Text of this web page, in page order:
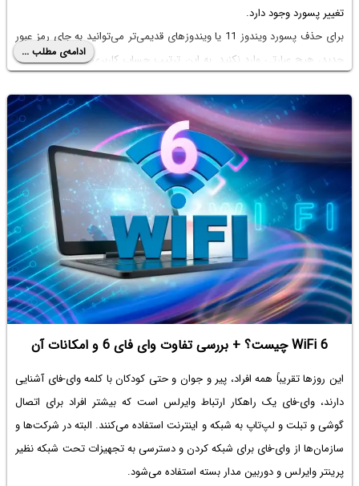
تغییر پسورد وجود دارد.
برای حذف پسورد ویندوز 11 یا ویندوزهای قدیمی‌تر می‌توانید به جای رمز عبور
جدید، هیچ عبارتی وارد نکنید. به این ترتیب حساب کاربری شما بدون پسورد
شما به کامپیوتر دسترسی دارید، مشکلی پیش نمی‌آید. در ادامه چندین روش
مختلف تغییر رمز عبور حساب کاربری در ویندوز 11 را توضیح می‌دهیم. با ما
باشید.
ادامه‌ی مطلب ...
WiFi 6 چیست؟ + بررسی تفاوت وای فای 6 و امکانات آن
این روزها تقریباً همه افراد، پیر و جوان و حتی کودکان با کلمه وای-فای آشنایی
دارند، وای-فای یک راهکار ارتباط وایرلس است که بیشتر افراد برای اتصال
گوشی و تبلت و لپ‌تاپ به شبکه و اینترنت استفاده می‌کنند. البته در شرکت‌ها و
سازمان‌ها از وای-فای برای شبکه کردن و دسترسی به تجهیزات تحت شبکه نظیر
پرینتر وایرلس و دوربین مدار بسته استفاده می‌شود.